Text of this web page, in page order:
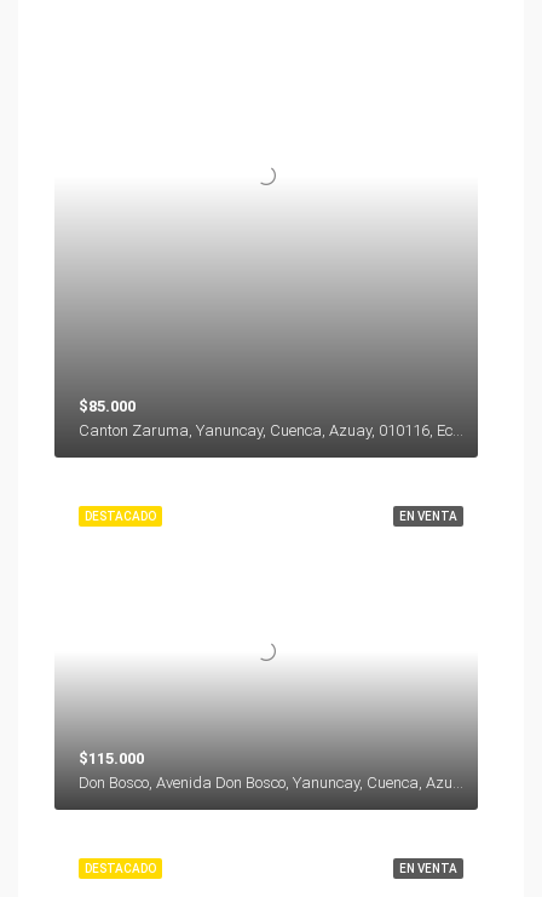
$85.000
Canton Zaruma, Yanuncay, Cuenca, Azuay, 010116, Ecuador
EN VENTA
DESTACADO
$115.000
EN VENTA
DESTACADO